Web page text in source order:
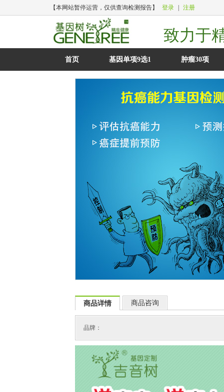
【本网站暂停运营，仅供查询检测报告】 登录 注册
致力于
首页 基因单项9选1 肿瘤30项
商品详情 商品咨询
品牌：